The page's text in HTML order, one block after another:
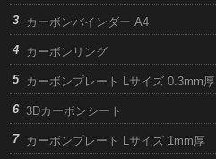
カーボンバインダー A4
カーボンリング
カーボンプレート Lサイズ 0.3mm厚
3Dカーボンシート
カーボンプレート Lサイズ 1mm厚